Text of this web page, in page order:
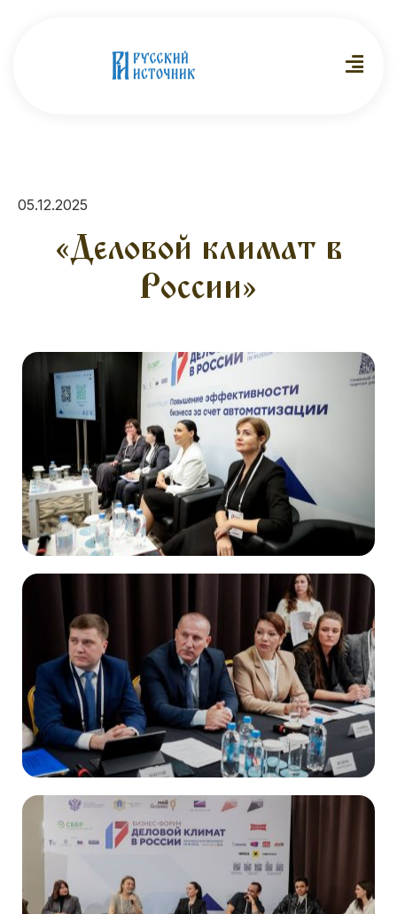
05.12.2025
«Деловой климат в
России»